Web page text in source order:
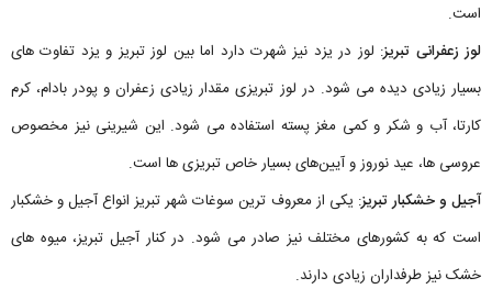
است.
لوز زعفرانی تبریز: لوز در یزد نیز شهرت دارد اما بین لوز تبریز و یزد تفاوت های
بسیار زیادی دیده می شود. در لوز تبریزی مقدار زیادی زعفران و پودر بادام، کرم
کارتا، آب و شکر و کمی مغز پسته استفاده می شود. این شیرینی نیز مخصوص
عروسی ها، عید نوروز و آیین‌های بسیار خاص تبریزی ها است.
آجیل و خشکبار تبریز: یکی از معروف ترین سوغات شهر تبریز انواع آجیل و خشکبار
است که به کشورهای مختلف نیز صادر می شود. در کنار آجیل تبریز، میوه های
خشک نیز طرفداران زیادی دارند.